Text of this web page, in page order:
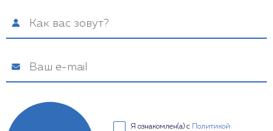
Я ознакомлен(а) с
Политикой